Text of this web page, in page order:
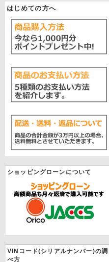
はじめての方へ
ショッピングローンについて
VINコード(シリアルナンバー)の調
べ方